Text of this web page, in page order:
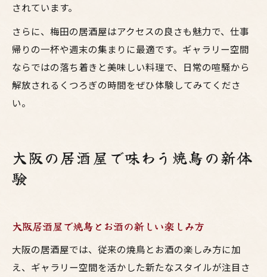
されています。
さらに、梅田の居酒屋はアクセスの良さも魅力で、仕事
帰りの一杯や週末の集まりに最適です。ギャラリー空間
ならではの落ち着きと美味しい料理で、日常の喧騒から
解放されるくつろぎの時間をぜひ体験してみてくださ
い。
大阪の居酒屋で味わう焼鳥の新体
験
大阪居酒屋で焼鳥とお酒の新しい楽しみ方
大阪の居酒屋では、従来の焼鳥とお酒の楽しみ方に加
え、ギャラリー空間を活かした新たなスタイルが注目さ